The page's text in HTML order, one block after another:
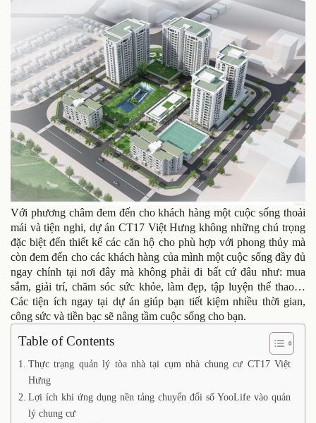
Với phương châm đem đến cho khách hàng một cuộc sống thoải
mái và tiện nghi, dự án CT17 Việt Hưng không những chú trọng
đặc biệt đến thiết kế các căn hộ cho phù hợp với phong thủy mà
còn đem đến cho các khách hàng của mình một cuộc sống đầy đủ
ngay chính tại nơi đây mà không phải đi bất cứ đâu như: mua
sắm, giải trí, chăm sóc sức khỏe, làm đẹp, tập luyện thể thao…
Các tiện ích ngay tại dự án giúp bạn tiết kiệm nhiều thời gian,
công sức và tiền bạc sẽ nâng tầm cuộc sống cho bạn.
Table of Contents
Thực trạng quản lý tòa nhà tại cụm nhà chung cư CT17 Việt
Hưng
Lợi ích khi ứng dụng nền tảng chuyển đổi số YooLife vào quản
lý chung cư